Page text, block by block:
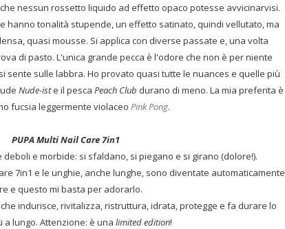
nessun rossetto liquido ad effetto opaco potesse avvicinarvisi.
hanno tonalità stupende, un effetto satinato, quindi vellutato, ma
quasi mousse. Si applica con diverse passate e, una volta
di pasto. L'unica grande pecca è l'odore che non è per niente
sente sulle labbra. Ho provato quasi tutte le nuances e quelle più
Nude-iste il pescaPeach Club durano di meno. La mia preferita è
fucsia leggermente violaceoPink Pong.
PUPA Multi Nail Care 7in1
e morbide: si sfaldano, si piegano e si girano (dolore!).
7in1 e le unghie, anche lunghe, sono diventate automaticamente
e questo mi basta per adorarlo.
indurisce, rivitalizza, ristruttura, idrata, protegge e fa durare lo
a lungo. Attenzione: è una limited edition!